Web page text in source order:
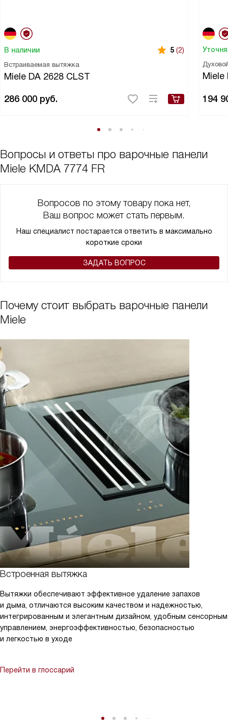
В наличии 5 (2)
Встраиваемая вытяжка
Miele DA 2628 CLST
286 000 руб.
Miele
194
Вопросы и ответы про варочные панели
Miele KMDA 7774 FR
Вопросов по этому товару пока нет,
Ваш вопрос может стать первым.
Наш специалист постарается ответить в максимально
короткие сроки
ЗАДАТЬ ВОПРОС
Почему стоит выбрать варочные панели
Miele
Встроенная вытяжка
Вытяжки обеспечивают эффективное удаление запахов
и дыма, отличаются высоким качеством и надежностью,
интегрированным и элегантным дизайном, удобным сенсорным
управлением, энергоэффективностью, безопасностью
и легкостью в уходе
Перейти в глоссарий